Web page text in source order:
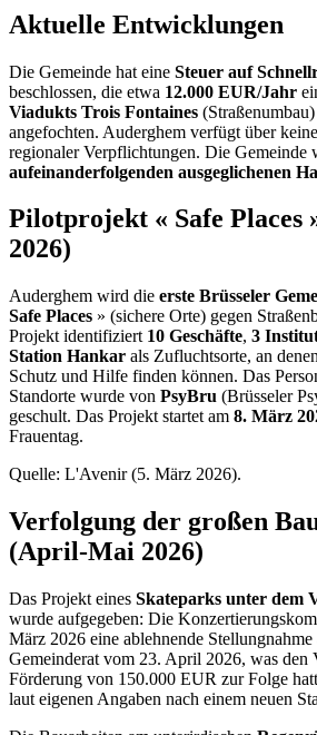
Aktuelle Entwicklungen
Die Gemeinde hat eine Steuer auf
beschlossen, die etwa 12.000 EUR/Jahr
Viadukts Trois Fontaines
angefochten. Auderghem verfügt über
regionaler Verpflichtungen. Die Gemeinde
aufeinanderfolgenden ausgeglichenen
Pilotprojekt « Safe Places
2026)
Auderghem wird die erste Brüsseler
Safe Places » (sichere Orte) gegen
Projekt identifiziert 10 Geschäfte, 3
Station Hankar als Zufluchtsorte, an
Schutz und Hilfe finden können. Das
Standorte wurde von PsyBru (Brüsseler
geschult. Das Projekt startet am 8. März
Frauentag.
Quelle: L'Avenir (5. März 2026).
Verfolgung der großen
(April-Mai 2026)
Das Projekt eines Skateparks unter dem
wurde aufgegeben: Die
März 2026 eine ablehnende
Gemeinderat vom 23. April 2026, was den
Förderung von 150.000 EUR zur Folge
laut eigenen Angaben nach einem neuen